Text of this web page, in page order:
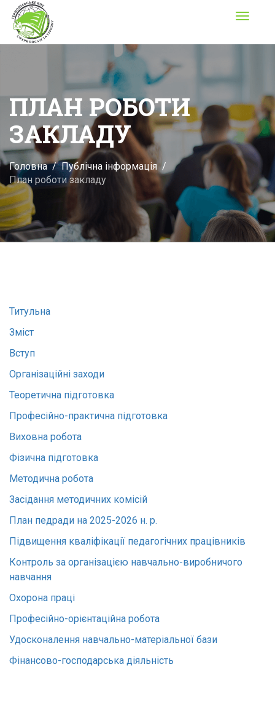
Toggle
ПЛАН РОБОТИ
ЗАКЛАДУ
Головна
Публічна інформація
План роботи закладу
Титульна
Зміст
Вступ
Організаційні заходи
Теоретична підготовка
Професійно-практична підготовка
Виховна робота
Фізична підготовка
Методична робота
Засідання методичних комісій
План педради на 2025-2026 н. р.
Підвищення кваліфікації педагогічних працівників
Контроль за організацією навчально-виробничого
навчання
Охорона праці
Професійно-орієнтаційна робота
Удосконалення навчально-матеріальної бази
Фінансово-господарська діяльність